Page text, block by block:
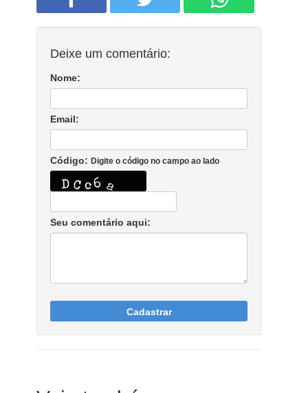
Deixe um comentário:
Nome:
Email:
Código: Digite o código no campo ao lado
Seu comentário aqui:
Cadastrar